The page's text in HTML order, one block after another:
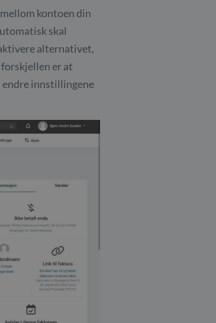
kontoen din
skal
alternativet,
er at
innstillingene